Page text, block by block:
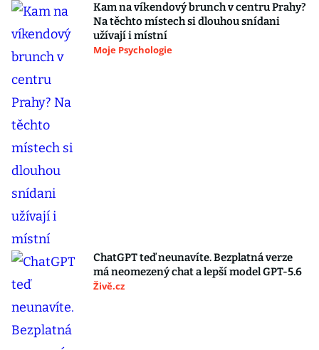
Kam na víkendový brunch v centru Prahy?
Na těchto místech si dlouhou snídani
užívají i místní
Moje Psychologie
ChatGPT teď neunavíte. Bezplatná verze
má neomezený chat a lepší model GPT-5.6
Živě.cz